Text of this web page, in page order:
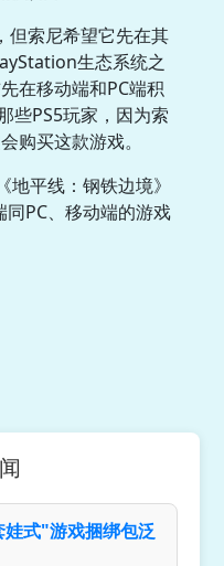
但索尼希望它先在其
生态系统之
在移动端和PC端积
些PS5玩家，因为索
购买这款游戏。
平线：钢铁边境》
PC、移动端的游戏
式"游戏捆绑包泛